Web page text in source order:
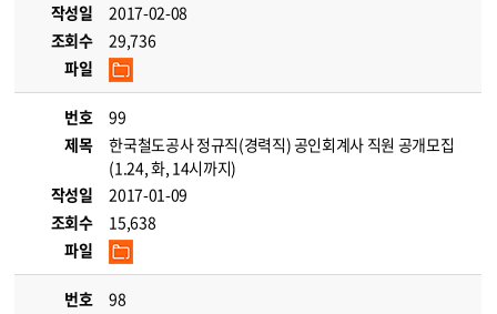
작성일
2017-02-08
조회수
29,736
파일
번호
99
제목
한국철도공사 정규직(경력직) 공인회계사 직원 공개모집
(1.24, 화, 14시까지)
작성일
2017-01-09
조회수
15,638
파일
번호
98